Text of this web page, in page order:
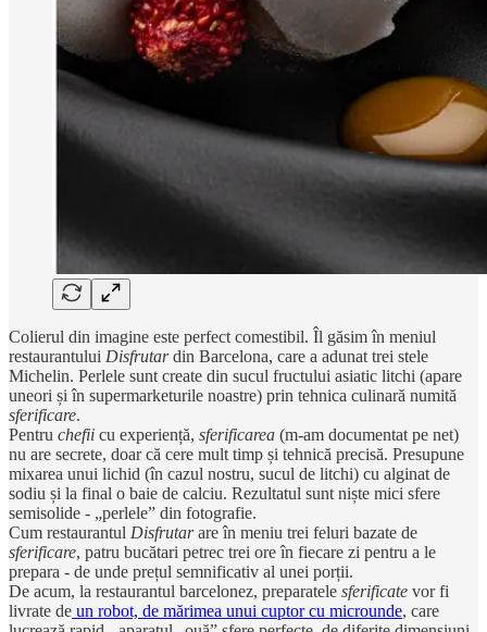
Colierul din imagine este perfect comestibil. Îl găsim în meniul
restaurantului Disfrutardin Barcelona, care a adunat trei stele
Michelin. Perlele sunt create din sucul fructului asiatic litchi (apare
uneori și în supermarketurile noastre) prin tehnica culinară numită
sferificare.
Pentru chefii cu experiență, sferificarea (m-am documentat pe net)
nu are secrete, doar că cere mult timp și tehnică precisă. Presupune
mixarea unui lichid (în cazul nostru, sucul de litchi) cu alginat de
sodiu și la final o baie de calciu. Rezultatul sunt niște mici sfere
semisolide - „perlele” din fotografie.
Cum restaurantul Disfrutarare în meniu trei feluri bazate de
sferificare, patru bucătari petrec trei ore în fiecare zi pentru a le
prepara - de unde prețul semnificativ al unei porții.
De acum, la restaurantul barcelonez, preparatele sferificate vor fi
livrate de un robot, de mărimea unui cuptor cu microunde, care